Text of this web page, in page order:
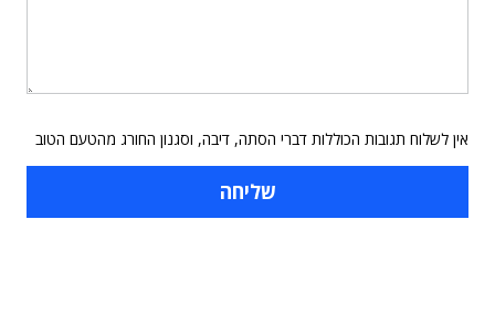
אין לשלוח תגובות הכוללות דברי הסתה, דיבה, וסגנון החורג מהטעם הטוב